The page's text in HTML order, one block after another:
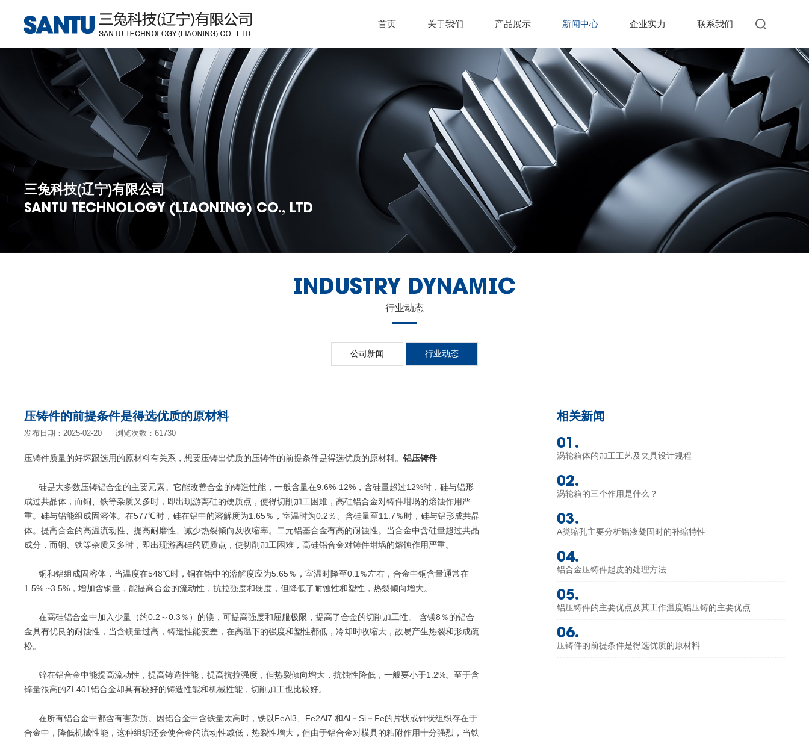
搜索
首页 关于我们 产品展示 新闻中心 企业实力 联系我们
三兔科技(辽宁)有限公司
SANTU TECHNOLOGY (LIAONING) CO., LTD
INDUSTRY DYNAMIC
行业动态
公司新闻 行业动态
压铸件的前提条件是得选优质的原材料
发布日期：2025-02-20 浏览次数：61730
压铸件质量的好坏跟选用的原材料有关系，想要压铸出优质的压铸件的前提条件是得选优质的原材料。铝压铸件
硅是大多数压铸铝合金的主要元素。它能改善合金的铸造性能，一般含量在9.6%-12%，含硅量超过12%时，硅与铝形
成过共晶体，而铜、铁等杂质又多时，即出现游离硅的硬质点，使得切削加工困难，高硅铝合金对铸件坩埚的熔蚀作用严
重。硅与铝能组成固溶体。在577℃时，硅在铝中的溶解度为1.65％，室温时为0.2％、含硅量至11.7％时，硅与铝形成共晶
体。提高合金的高温流动性、提高耐磨性、减少热裂倾向及收缩率。二元铝基合金有高的耐蚀性。当合金中含硅量超过共晶
成分，而铜、铁等杂质又多时，即出现游离硅的硬质点，使切削加工困难，高硅铝合金对铸件坩埚的熔蚀作用严重。
铜和铝组成固溶体，当温度在548℃时，铜在铝中的溶解度应为5.65％，室温时降至0.1％左右，合金中铜含量通常在
1.5% ~3.5%，增加含铜量，能提高合金的流动性，抗拉强度和硬度，但降低了耐蚀性和塑性，热裂倾向增大。
在高硅铝合金中加入少量（约0.2～0.3％）的镁，可提高强度和屈服极限，提高了合金的切削加工性。 含镁8％的铝合
金具有优良的耐蚀性，当含镁量过高，铸造性能变差，在高温下的强度和塑性都低，冷却时收缩大，故易产生热裂和形成疏
松。
锌在铝合金中能提高流动性，提高铸造性能，提高抗拉强度，但热裂倾向增大，抗蚀性降低，一般要小于1.2%。至于含
锌量很高的ZL401铝合金却具有较好的铸造性能和机械性能，切削加工也比较好。
在所有铝合金中都含有害杂质。因铝合金中含铁量太高时，铁以FeAl3、Fe2Al7 和Al－Si－Fe的片状或针状组织存在于
合金中，降低机械性能，这种组织还会使合金的流动性减低，热裂性增大，但由于铝合金对模具的粘附作用十分强烈，当铁
相关新闻
01.
涡轮箱体的加工工艺及夹具设计规程
02.
涡轮箱的三个作用是什么？
03.
A类缩孔主要分析铝液凝固时的补缩特性
04.
铝合金压铸件起皮的处理方法
05.
铝压铸件的主要优点及其工作温度铝压铸的主要优点
06.
压铸件的前提条件是得选优质的原材料